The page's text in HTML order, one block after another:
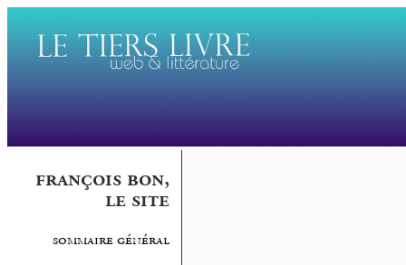
françois bon,
le site
sommaire général